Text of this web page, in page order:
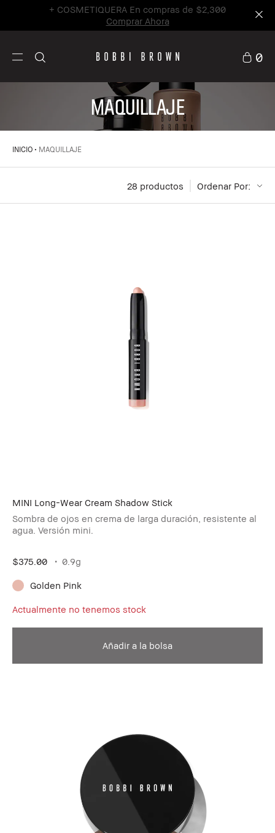
+ COSMETIQUERA En compras de $2,300
Comprar Ahora
0
MAQUILLAJE
INICIO MAQUILLAJE
Ordenar Por:
28 productos
MINI Long-Wear Cream Shadow Stick
Sombra de ojos en crema de larga duración, resistente al
agua. Versión mini.
$375.00 0.9g
Golden Pink
Actualmente no tenemos stock
Añadir a la bolsa